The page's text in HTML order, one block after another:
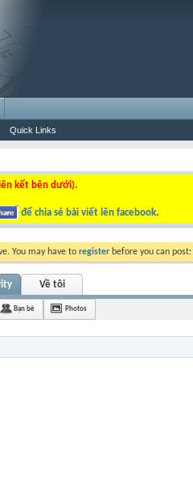
Quick Links
kết bên dưới).
để chia sẻ bài viết lên facebook.
You may have to register before you can
Về tôi
Bạn bè Photos